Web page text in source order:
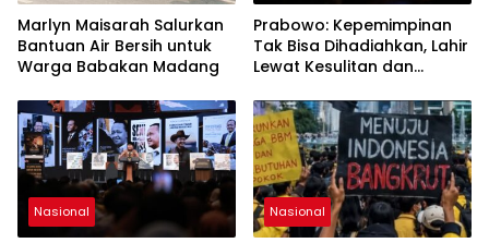
Marlyn Maisarah Salurkan
Bantuan Air Bersih untuk
Warga Babakan Madang
Prabowo: Kepemimpinan
Tak Bisa Dihadiahkan, Lahir
Lewat Kesulitan dan
Nasional Nasional